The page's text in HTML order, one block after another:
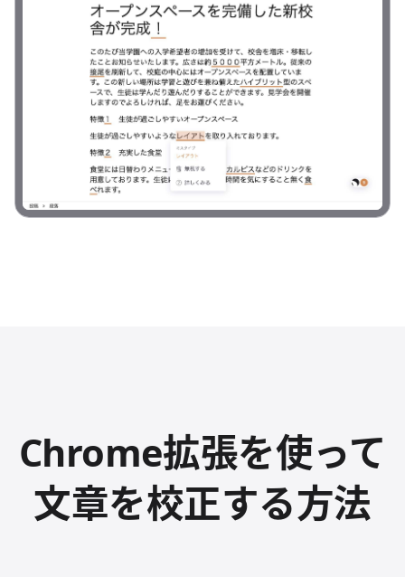
Chrome拡張を使って
文章を校正する方法